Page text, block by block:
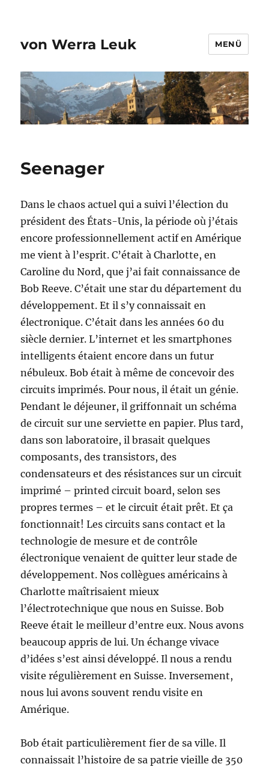
von Werra Leuk MENÜ
Seenager
Dans le chaos actuel qui a suivi l’élection du
président des États-Unis, la période où j’étais
encore professionnellement actif en Amérique
me vient à l’esprit. C’était à Charlotte, en
Caroline du Nord, que j’ai fait connaissance de
Bob Reeve. C’était une star du département du
développement. Et il s’y connaissait en
électronique. C’était dans les années 60 du
siècle dernier. L’internet et les smartphones
intelligents étaient encore dans un futur
nébuleux. Bob était à même de concevoir des
circuits imprimés. Pour nous, il était un génie.
Pendant le déjeuner, il griffonnait un schéma
de circuit sur une serviette en papier. Plus tard,
dans son laboratoire, il brasait quelques
composants, des transistors, des
condensateurs et des résistances sur un circuit
imprimé – printed circuit board, selon ses
propres termes – et le circuit était prêt. Et ça
fonctionnait! Les circuits sans contact et la
technologie de mesure et de contrôle
électronique venaient de quitter leur stade de
développement. Nos collègues américains à
Charlotte maîtrisaient mieux
l’électrotechnique que nous en Suisse. Bob
Reeve était le meilleur d’entre eux. Nous avons
beaucoup appris de lui. Un échange vivace
d’idées s’est ainsi développé. Il nous a rendu
visite régulièrement en Suisse. Inversement,
nous lui avons souvent rendu visite en
Amérique.
Bob était particulièrement fier de sa ville. Il
connaissait l’histoire de sa patrie vieille de 350